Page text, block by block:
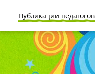
Публикации педагогов